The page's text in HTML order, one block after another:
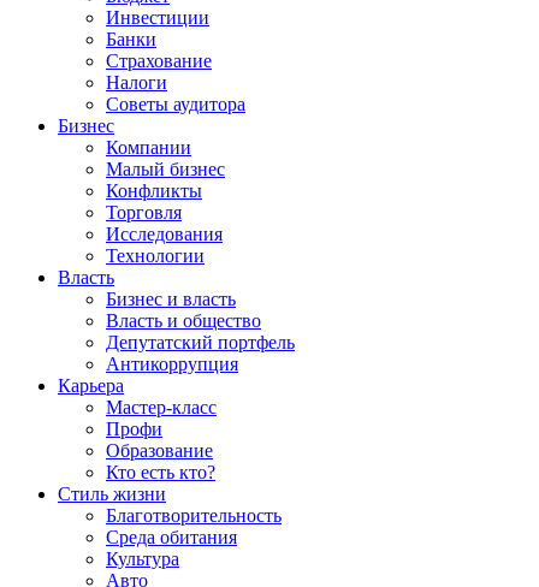
Инвестиции
Банки
Страхование
Налоги
Советы аудитора
Бизнес
Компании
Малый бизнес
Конфликты
Торговля
Исследования
Технологии
Власть
Бизнес и власть
Власть и общество
Депутатский портфель
Антикоррупция
Карьера
Мастер-класс
Профи
Образование
Кто есть кто?
Стиль жизни
Благотворительность
Среда обитания
Культура
Авто